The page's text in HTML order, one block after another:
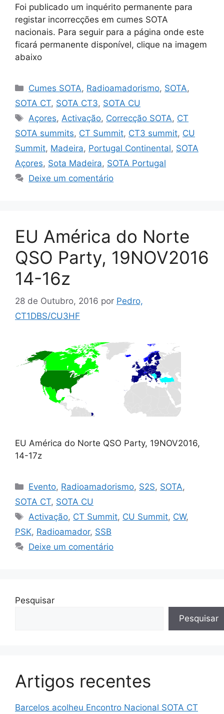
Foi publicado um inquérito permanente para
registar incorrecções em cumes SOTA
nacionais. Para seguir para a página onde este
ficará permanente disponível, clique na imagem
abaixo
Categorias
Cumes SOTA, Radioamadorismo, SOTA,
SOTA CT, SOTA CT3, SOTA CU
Etiquetas
Açores,Activação, Correcção SOTA, CT
SOTA summits, CT Summit, CT3 summit, CU
Summit, Madeira, Portugal Continental, SOTA
Açores, Sota Madeira, SOTA Portugal
Deixe um comentário
EU América do Norte
QSO Party, 19NOV2016
14-16z
28 de Outubro, 2016 por Pedro,
CT1DBS/CU3HF
EU América do Norte QSO Party, 19NOV2016,
14-17z
Categorias
Evento, Radioamadorismo, S2S, SOTA,
SOTA CT, SOTA CU
Etiquetas
Activação, CT Summit, CU Summit, CW,
PSK, Radioamador, SSB
Deixe um comentário
Pesquisar
Pesquisar
Artigos recentes
Barcelos acolheu Encontro Nacional SOTA CT